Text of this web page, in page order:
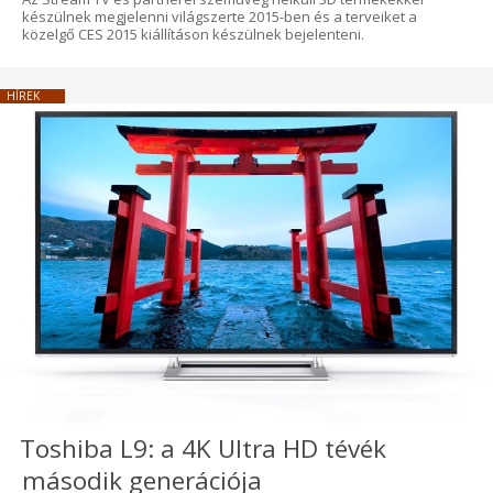
készülnek megjelenni világszerte 2015-ben és a terveiket a
közelgő CES 2015 kiállításon készülnek bejelenteni.
HÍREK
Toshiba L9: a 4K Ultra HD tévék
második generációja